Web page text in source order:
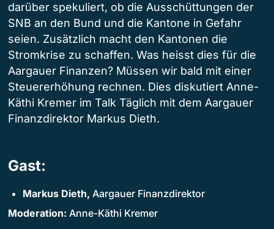
darüber spekuliert, ob die Ausschüttungen der
SNB an den Bund und die Kantone in Gefahr
seien. Zusätzlich macht den Kantonen die
Stromkrise zu schaffen. Was heisst dies für die
Aargauer Finanzen? Müssen wir bald mit einer
Steuererhöhung rechnen. Dies diskutiert Anne-
Käthi Kremer im Talk Täglich mit dem Aargauer
Finanzdirektor Markus Dieth.
Gast:
Markus Dieth, Aargauer Finanzdirektor
Moderation: Anne-Käthi Kremer